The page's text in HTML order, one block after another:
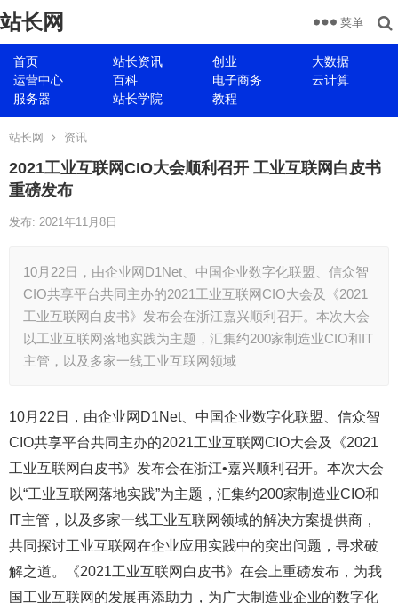
站长网
首页 站长资讯 创业
大数据
运营中心
百科 电子商务
云计算
服务器
站长学院 教程
菜单
站长网 资讯
2021工业互联网CIO大会顺利召开 工业互联网白皮书
重磅发布
发布: 2021年11月8日
10月22日，由企业网D1Net、中国企业数字化联盟、信众智
CIO共享平台共同主办的2021工业互联网CIO大会及《2021
工业互联网白皮书》发布会在浙江嘉兴顺利召开。本次大会
以工业互联网落地实践为主题，汇集约200家制造业CIO和IT
主管，以及多家一线工业互联网领域
10月22日，由企业网D1Net、中国企业数字化联盟、信众智
CIO共享平台共同主办的2021工业互联网CIO大会及《2021
工业互联网白皮书》发布会在浙江•嘉兴顺利召开。本次大会
以“工业互联网落地实践”为主题，汇集约200家制造业CIO和
IT主管，以及多家一线工业互联网领域的解决方案提供商，
共同探讨工业互联网在企业应用实践中的突出问题，寻求破
解之道。《2021工业互联网白皮书》在会上重磅发布，为我
国工业互联网的发展再添助力，为广大制造业企业的数字化